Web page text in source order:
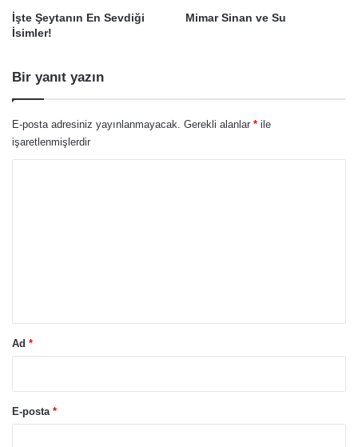
İşte Şeytanın En Sevdiği
İsimler!
Mimar Sinan ve Su
Bir yanıt yazın
E-posta adresiniz yayınlanmayacak. Gerekli alanlar * ile
işaretlenmişlerdir
Ad *
E-posta *